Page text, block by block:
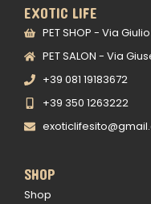
EXOTIC LIFE
PET SHOP - Via
PET SALON - Via
+39 081 19183672
+39 350 1263222
SHOP
Shop